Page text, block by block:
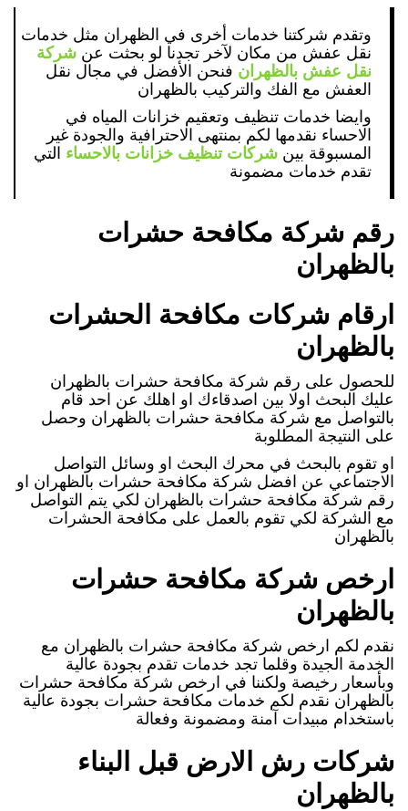
وتقدم شركتنا خدمات أخرى في الظهران مثل خدمات
نقل عفش من مكان لآخر تجدنا لو بحثت عن شركة
نقل عفش بالظهران فنحن الأفضل في مجال نقل
العفش مع الفك والتركيب بالظهران
وايضا خدمات تنظيف وتعقيم خزانات المياه في
الاحساء نقدمها لكم بمنتهى الاحترافية والجودة غير
المسبوقة بين شركات تنظيف خزانات بالاحساء التي
تقدم خدمات مضمونة
رقم شركة مكافحة حشرات
بالظهران
ارقام شركات مكافحة الحشرات
بالظهران
للحصول على رقم شركة مكافحة حشرات بالظهران
عليك البحث اولا بين اصدقاءك او اهلك عن احد قام
بالتواصل مع شركة مكافحة حشرات بالظهران وحصل
على النتيجة المطلوبة
او تقوم بالبحث في محرك البحث او وسائل التواصل
الاجتماعي عن افضل شركة مكافحة حشرات بالظهران او
رقم شركة مكافحة حشرات بالظهران لكي يتم التواصل
مع الشركة لكي تقوم بالعمل على مكافحة الحشرات
بالظهران
ارخص شركة مكافحة حشرات
بالظهران
نقدم لكم ارخص شركة مكافحة حشرات بالظهران مع
الخدمة الجيدة وقلما تجد خدمات تقدم بجودة عالية
وبأسعار رخيصة ولكننا في ارخص شركة مكافحة حشرات
بالظهران نقدم لكم خدمات مكافحة حشرات بجودة عالية
باستخدام مبيدات آمنة ومضمونة وفعالة
شركات رش الارض قبل البناء
بالظهران